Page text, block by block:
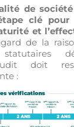
de
clé pour
et
de la
doit
: